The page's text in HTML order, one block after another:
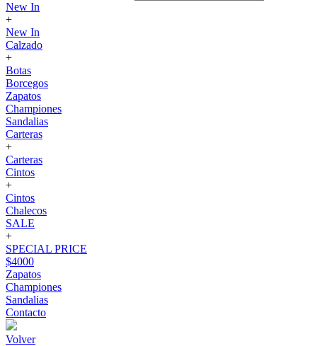
New In
+
New In
Calzado
+
Botas
Borcegos
Zapatos
Championes
Sandalias
Carteras
+
Carteras
Cintos
+
Cintos
Chalecos
SALE
+
SPECIAL PRICE
$4000
Zapatos
Championes
Sandalias
Contacto
Volver